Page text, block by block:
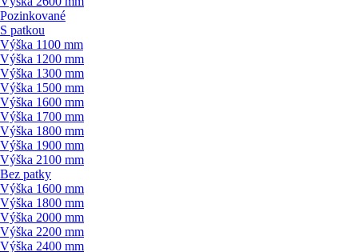
Pozinkované
S patkou
Výška 1100 mm
Výška 1200 mm
Výška 1300 mm
Výška 1500 mm
Výška 1600 mm
Výška 1700 mm
Výška 1800 mm
Výška 1900 mm
Výška 2100 mm
Bez patky
Výška 1600 mm
Výška 1800 mm
Výška 2000 mm
Výška 2200 mm
Výška 2400 mm